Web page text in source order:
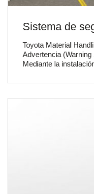
Sistema de
Toyota Material
Advertencia
Mediante la